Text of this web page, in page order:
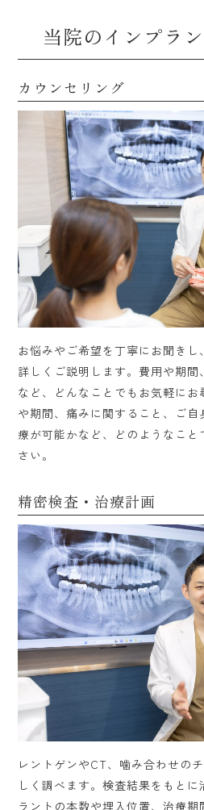
当院のインプラ
カウンセリング
お悩みやご希望を丁寧にお聞き
詳しくご説明します。費用や期
など、どんなことでもお気軽に
や期間、痛みに関すること、ご
療が可能かなど、どのようなこ
さい。
精密検査・治療計画
レントゲンやCT、噛み合わせの
しく調べます。検査結果をもと
ラントの本数や埋入位置、治療期